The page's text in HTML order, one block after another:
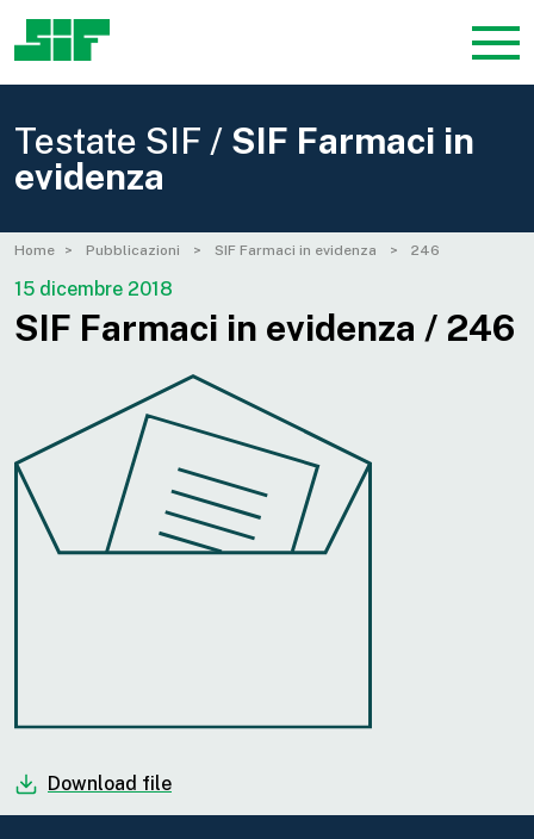
Testate SIF / SIF Farmaci in
evidenza
Home Pubblicazioni SIF Farmaci in evidenza 246
15 dicembre 2018
SIF Farmaci in evidenza / 246
Download file